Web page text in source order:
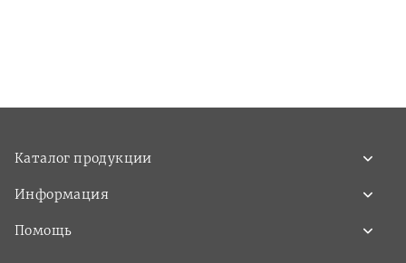
Каталог продукции
Информация
Помощь